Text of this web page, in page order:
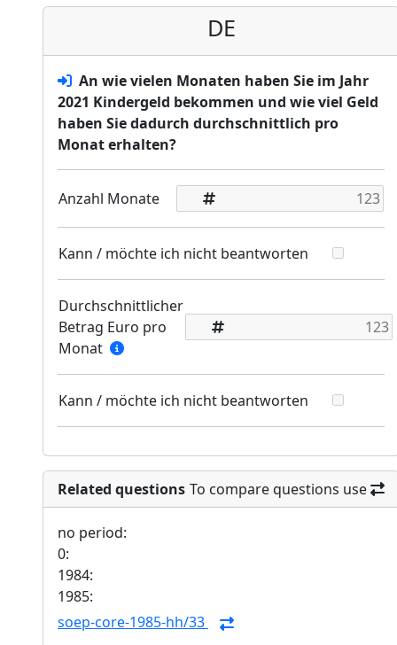
DE
An wie vielen Monaten haben Sie im Jahr
2021 Kindergeld bekommen und wie viel Geld
haben Sie dadurch durchschnittlich pro
Monat erhalten?
Anzahl Monate
Kann / möchte ich nicht beantworten
Durchschnittlicher
Betrag Euro pro
Monat
Kann / möchte ich nicht beantworten
Related questions To compare questions use
no period:
0:
1984:
1985:
soep-core-1985-hh/33